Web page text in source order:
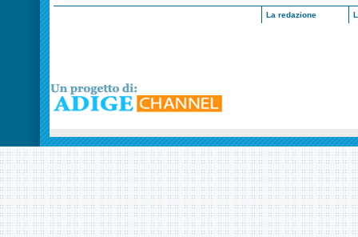
La redazione